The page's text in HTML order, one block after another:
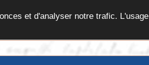
et d'analyser notre trafic. L'usage